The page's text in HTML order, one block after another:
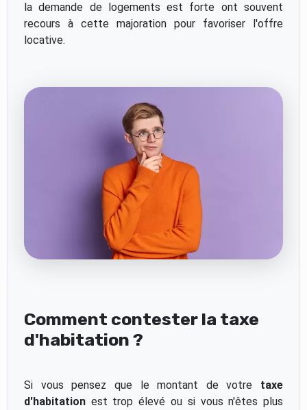
la demande de logements est forte ont souvent
recours à cette majoration pour favoriser l'offre
locative.
Comment contester la taxe
d'habitation ?
Si vous pensez que le montant de votre taxe
d'habitationest trop élevé ou si vous n'êtes plus